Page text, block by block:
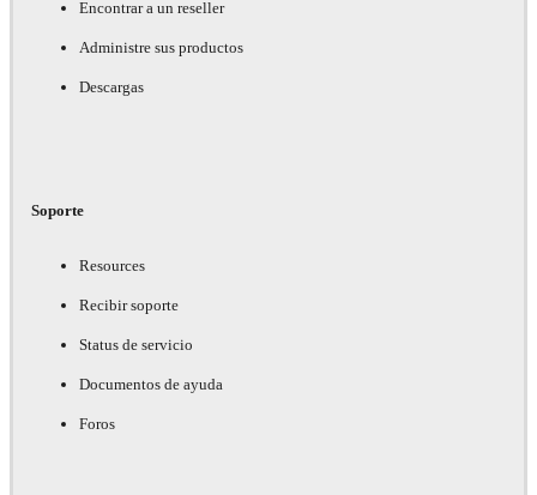
Encontrar a un reseller
Administre sus productos
Descargas
Soporte
Resources
Recibir soporte
Status de servicio
Documentos de ayuda
Foros